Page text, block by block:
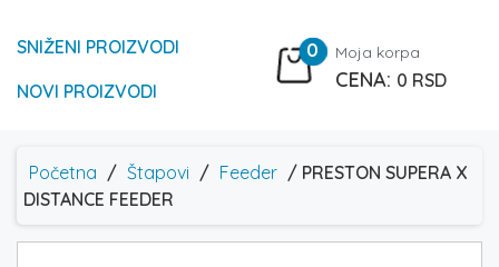
SNIŽENI PROIZVODI
NOVI PROIZVODI
0 Moja korpa
0 RSD
Početna / Štapovi / Feeder / PRESTON SUPERA X
DISTANCE FEEDER